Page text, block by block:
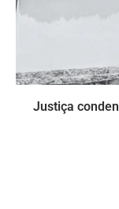
Justiça